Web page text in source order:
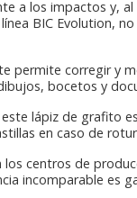
a los impactos y,
BIC Evolution,
permite corregir y
bocetos y
este lápiz de grafito
en caso de
los centros de
incomparable es